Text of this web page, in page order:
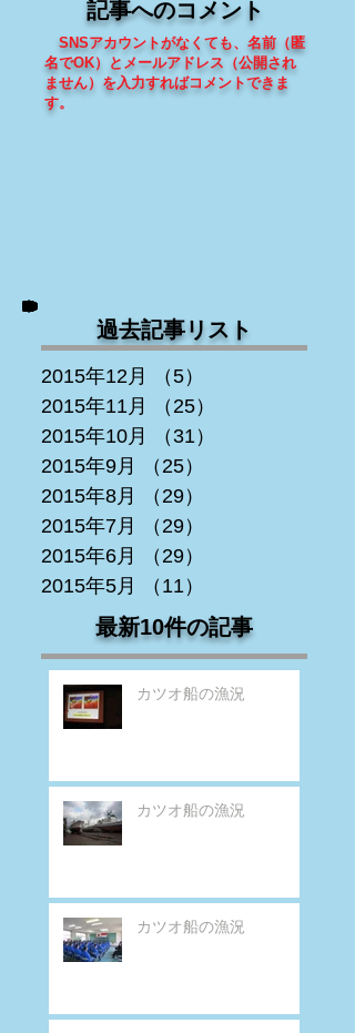
記事へのコメント
SNSアカウントがなくても、 名前（匿
名でOK）とメールアドレス（公開され
ません）を入力すればコメントできま
す。
過去記事リスト
2015年12月 （5）
2015年11月
（25）
2015年10月
（31）
2015年9月
（25）
2015年8月
（29）
2015年7月
（29）
2015年6月
（29）
2015年5月
（11）
最新10件の記事
カツオ船の漁況
カツオ船の漁況
カツオ船の漁況